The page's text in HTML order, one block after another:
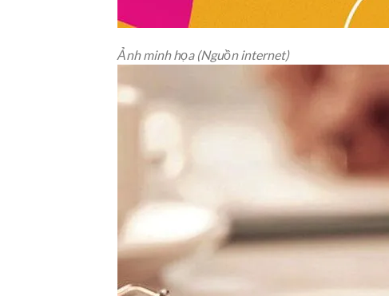
Ảnh minh họa (Nguồn internet)